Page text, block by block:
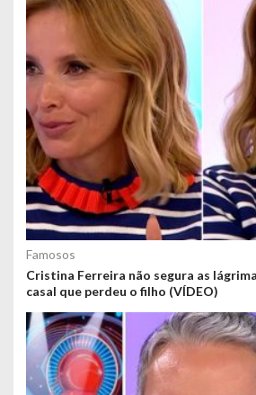
Famosos
Cristina Ferreira não segura as
casal que perdeu o filho (VÍDEO)